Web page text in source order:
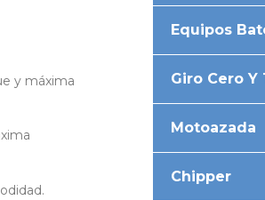
y máxima
Equipos
Giro Cero Y
Motoazada
Chipper